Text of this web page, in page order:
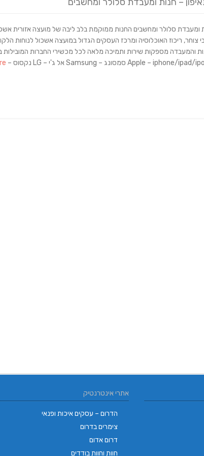
ומעבדת סלולר ומחשבים החנות ממוקמת בלב ליבה של מועצה אזורית
צוחר, ריכוז האוכלוסיה ומרכז העסקים הגדול במועצה אשכול לנוחות
והמעבדה מספקות שירות ותמיכה מלאה לכל מכשירי החברות המובילות
אתרי אינטרנטיק
הדרום – עסקים איכות ופנאי
צימרים בדרום
דרום אדום
חוות וחוות בודדים